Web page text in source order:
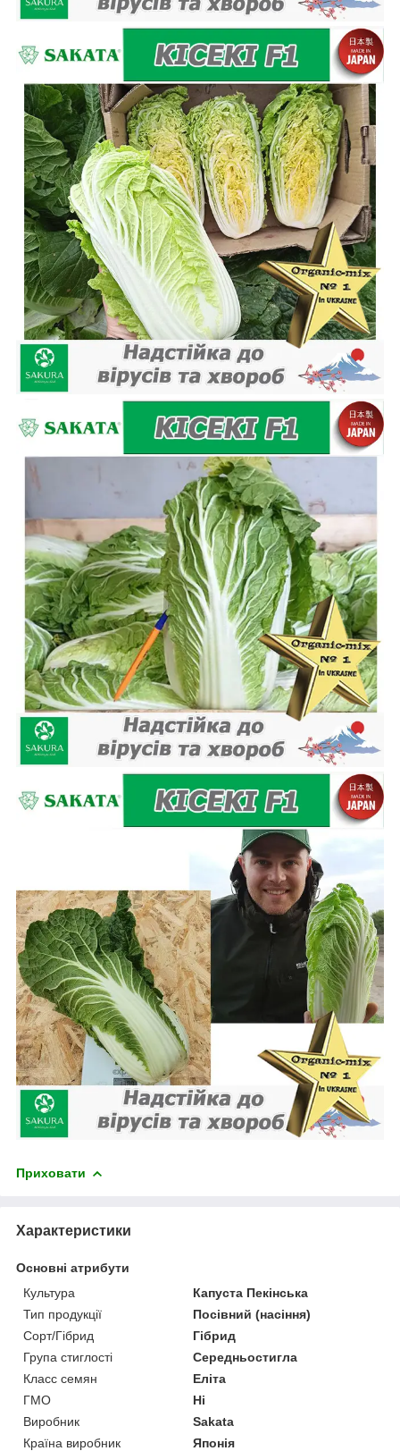
Приховати
Характеристики
Основні атрибути
Культура
Капуста Пекінська
Тип продукції
Посівний (насіння)
Сорт/Гібрид
Гібрид
Група стиглості
Середньостигла
Класс семян
Еліта
ГМО
Ні
Виробник
Sakata
Країна виробник
Японія